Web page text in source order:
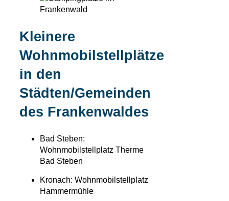
Kleinere
Wohnmobilstellplätze
in den
Städten/Gemeinden
des Frankenwaldes
Bad Steben:
Wohnmobilstellplatz Therme
Bad Steben
Kronach: Wohnmobilstellplatz
Hammermühle